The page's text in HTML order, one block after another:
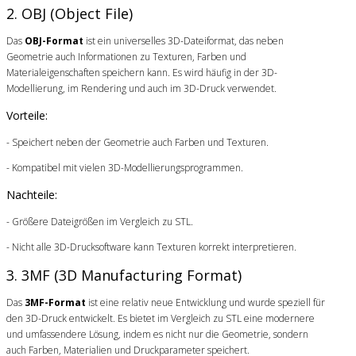
2. OBJ (Object File)
Das OBJ-Format ist ein universelles 3D-Dateiformat, das neben
Geometrie auch Informationen zu Texturen, Farben und
Materialeigenschaften speichern kann. Es wird häufig in der 3D-
Modellierung, im Rendering und auch im 3D-Druck verwendet.
Vorteile:
- Speichert neben der Geometrie auch Farben und Texturen.
- Kompatibel mit vielen 3D-Modellierungsprogrammen.
Nachteile:
- Größere Dateigrößen im Vergleich zu STL.
- Nicht alle 3D-Drucksoftware kann Texturen korrekt interpretieren.
3. 3MF (3D Manufacturing Format)
Das 3MF-Format ist eine relativ neue Entwicklung und wurde speziell für
den 3D-Druck entwickelt. Es bietet im Vergleich zu STL eine modernere
und umfassendere Lösung, indem es nicht nur die Geometrie, sondern
auch Farben, Materialien und Druckparameter speichert.